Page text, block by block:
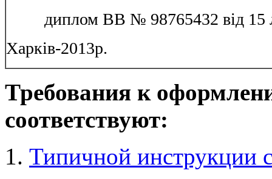
диплом ВВ № 98765432 від 15
Харків-2013р.
Требования к
соответствуют:
1. Типичной инструкции